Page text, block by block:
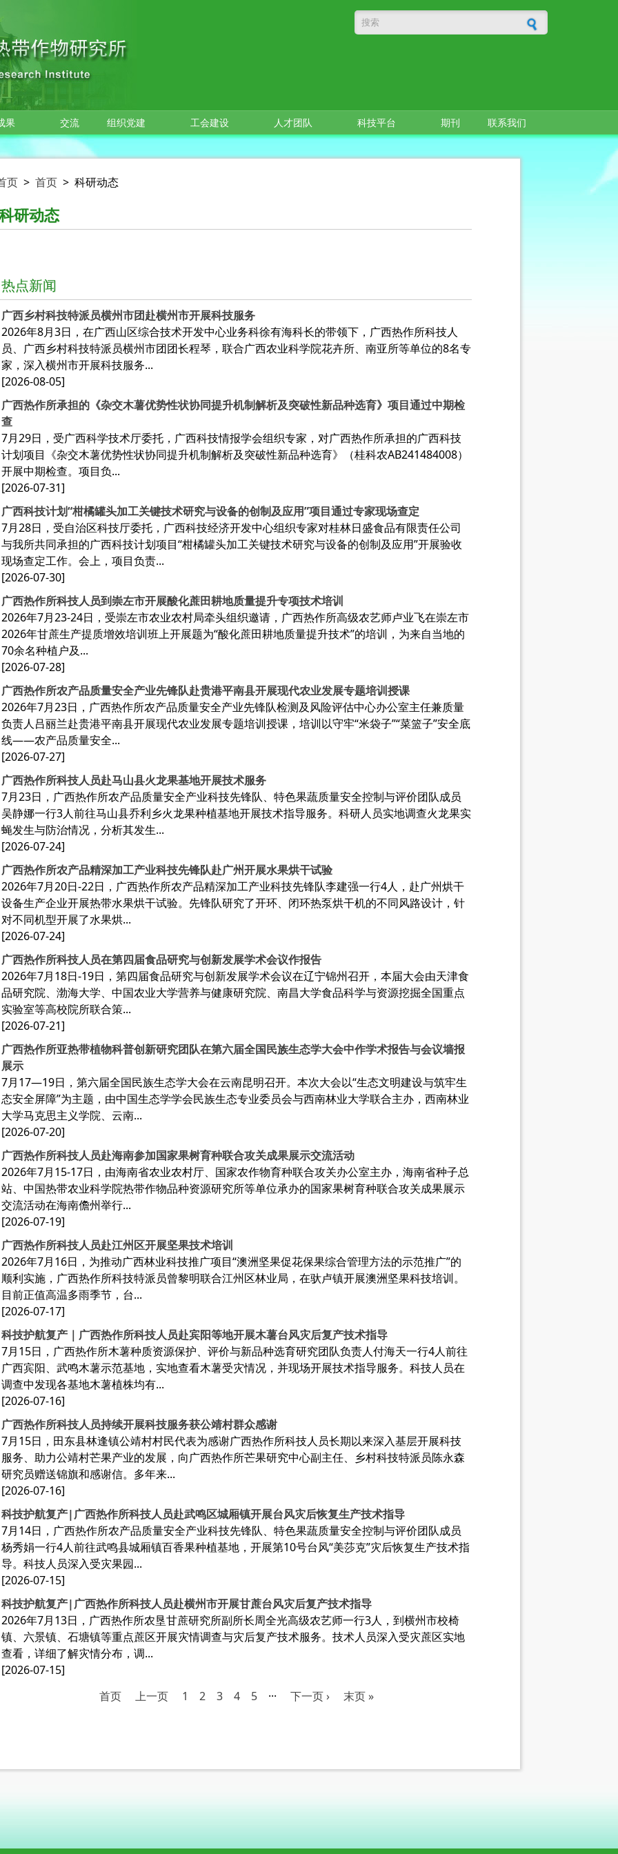
搜索表单
果 交流 组织党建 工会建设 人才团队 科技平台 期刊 联系我们
页 > 首页 > 科研动态
研动态
热点新闻
广西乡村科技特派员横州市团赴横州市开展科技服务
2026年8月3日，在广西山区综合技术开发中心业务科徐有海科长的带领下，广西热作所科技人
员、广西乡村科技特派员横州市团团长程琴，联合广西农业科学院花卉所、南亚所等单位的8名专
家，深入横州市开展科技服务...
[2026-08-05]
广西热作所承担的《杂交木薯优势性状协同提升机制解析及突破性新品种选育》项目通过中期检
查
7月29日，受广西科学技术厅委托，广西科技情报学会组织专家，对广西热作所承担的广西科技
计划项目《杂交木薯优势性状协同提升机制解析及突破性新品种选育》（桂科农AB241484008）
开展中期检查。项目负...
[2026-07-31]
广西科技计划“柑橘罐头加工关键技术研究与设备的创制及应用”项目通过专家现场查定
7月28日，受自治区科技厅委托，广西科技经济开发中心组织专家对桂林日盛食品有限责任公司
与我所共同承担的广西科技计划项目“柑橘罐头加工关键技术研究与设备的创制及应用”开展验收
现场查定工作。会上，项目负责...
[2026-07-30]
广西热作所科技人员到崇左市开展酸化蔗田耕地质量提升专项技术培训
2026年7月23-24日，受崇左市农业农村局牵头组织邀请，广西热作所高级农艺师卢业飞在崇左市
2026年甘蔗生产提质增效培训班上开展题为“酸化蔗田耕地质量提升技术”的培训，为来自当地的
70余名种植户及...
[2026-07-28]
广西热作所农产品质量安全产业先锋队赴贵港平南县开展现代农业发展专题培训授课
2026年7月23日，广西热作所农产品质量安全产业先锋队检测及风险评估中心办公室主任兼质量
负责人吕丽兰赴贵港平南县开展现代农业发展专题培训授课，培训以守牢“米袋子”“菜篮子”安全底
线——农产品质量安全...
[2026-07-27]
广西热作所科技人员赴马山县火龙果基地开展技术服务
7月23日，广西热作所农产品质量安全产业科技先锋队、特色果蔬质量安全控制与评价团队成员
吴静娜一行3人前往马山县乔利乡火龙果种植基地开展技术指导服务。科研人员实地调查火龙果实
蝇发生与防治情况，分析其发生...
[2026-07-24]
广西热作所农产品精深加工产业科技先锋队赴广州开展水果烘干试验
2026年7月20日-22日，广西热作所农产品精深加工产业科技先锋队李建强一行4人，赴广州烘干
设备生产企业开展热带水果烘干试验。先锋队研究了开环、闭环热泵烘干机的不同风路设计，针
对不同机型开展了水果烘...
[2026-07-24]
广西热作所科技人员在第四届食品研究与创新发展学术会议作报告
2026年7月18日-19日，第四届食品研究与创新发展学术会议在辽宁锦州召开，本届大会由天津食
品研究院、渤海大学、中国农业大学营养与健康研究院、南昌大学食品科学与资源挖掘全国重点
实验室等高校院所联合策...
[2026-07-21]
广西热作所亚热带植物科普创新研究团队在第六届全国民族生态学大会中作学术报告与会议墙报
展示
7月17—19日，第六届全国民族生态学大会在云南昆明召开。本次大会以“生态文明建设与筑牢生
态安全屏障”为主题，由中国生态学学会民族生态专业委员会与西南林业大学联合主办，西南林业
大学马克思主义学院、云南...
[2026-07-20]
广西热作所科技人员赴海南参加国家果树育种联合攻关成果展示交流活动
2026年7月15-17日，由海南省农业农村厅、国家农作物育种联合攻关办公室主办，海南省种子总
站、中国热带农业科学院热带作物品种资源研究所等单位承办的国家果树育种联合攻关成果展示
交流活动在海南儋州举行...
[2026-07-19]
广西热作所科技人员赴江州区开展坚果技术培训
2026年7月16日，为推动广西林业科技推广项目“澳洲坚果促花保果综合管理方法的示范推广”的
顺利实施，广西热作所科技特派员曾黎明联合江州区林业局，在驮卢镇开展澳洲坚果科技培训。
目前正值高温多雨季节，台...
[2026-07-17]
科技护航复产｜广西热作所科技人员赴宾阳等地开展木薯台风灾后复产技术指导
7月15日，广西热作所木薯种质资源保护、评价与新品种选育研究团队负责人付海天一行4人前往
广西宾阳、武鸣木薯示范基地，实地查看木薯受灾情况，并现场开展技术指导服务。科技人员在
调查中发现各基地木薯植株均有...
[2026-07-16]
广西热作所科技人员持续开展科技服务获公靖村群众感谢
7月15日，田东县林逢镇公靖村村民代表为感谢广西热作所科技人员长期以来深入基层开展科技
服务、助力公靖村芒果产业的发展，向广西热作所芒果研究中心副主任、乡村科技特派员陈永森
研究员赠送锦旗和感谢信。多年来...
[2026-07-16]
科技护航复产|广西热作所科技人员赴武鸣区城厢镇开展台风灾后恢复生产技术指导
7月14日，广西热作所农产品质量安全产业科技先锋队、特色果蔬质量安全控制与评价团队成员
杨秀娟一行4人前往武鸣县城厢镇百香果种植基地，开展第10号台风“美莎克”灾后恢复生产技术指
导。科技人员深入受灾果园...
[2026-07-15]
科技护航复产|广西热作所科技人员赴横州市开展甘蔗台风灾后复产技术指导
2026年7月13日，广西热作所农垦甘蔗研究所副所长周全光高级农艺师一行3人，到横州市校椅
镇、六景镇、石塘镇等重点蔗区开展灾情调查与灾后复产技术服务。技术人员深入受灾蔗区实地
查看，详细了解灾情分布，调...
[2026-07-15]
首页 上一页 1 2 3 4 5 ··· 下一页 › 末页 »